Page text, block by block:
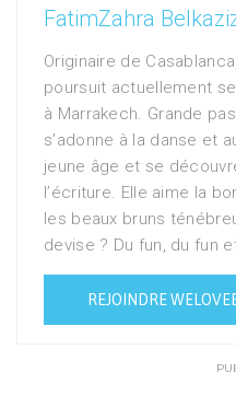
FatimZahra
Originaire de
poursuit actuellement
à Marrakech. Grande
s’adonne à la danse et
jeune âge et se
l’écriture. Elle aime la
les beaux bruns
devise ? Du fun, du fun
REJOINDRE